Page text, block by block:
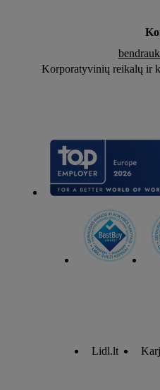
Korporatyvinių reikalų ir
Lidl.lt